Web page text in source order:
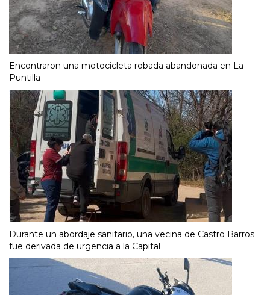
Encontraron una motocicleta robada abandonada en La
Puntilla
Durante un abordaje sanitario, una vecina de Castro Barros
fue derivada de urgencia a la Capital